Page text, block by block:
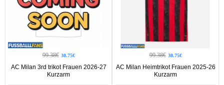
99.38€ 30.75€
AC Milan 3rd trikot Frauen 2026-27
Kurzarm
99.38€ 30.75€
AC Milan Heimtrikot Frauen 2025-26
Kurzarm